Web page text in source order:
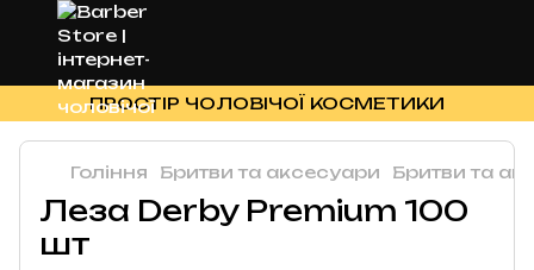
ПРОСТІР ЧОЛОВІЧОЇ КОСМЕТИКИ
Гоління Бритви та аксесуари Бритви та
Леза Derby Premium 100
шт